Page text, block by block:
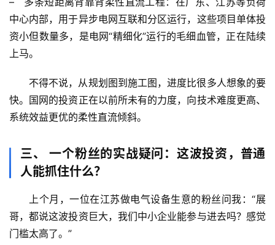
然
万
物
奥
秘
历
史
档
宇
宙
中心内部，用于异步电网互联和分区运行，这些项目单体投
资小但数量多，是电网“精细化”运行的毛细血管，正在陆续
上马。
不得不说，从规划图到施工图，进度比很多人想象的要
快。 国网的投资正在以前所未有的力度，向技术难度更高、
系统效益更优的柔性直流倾斜。
三、 一个粉丝的实战疑问：这波投资，普通
人能抓住什么？
上个月，一位在江苏做电气设备生意的粉丝问我：“展
哥，都说这波投资巨大，我们中小企业能参与进去吗？感觉
门槛太高了。”